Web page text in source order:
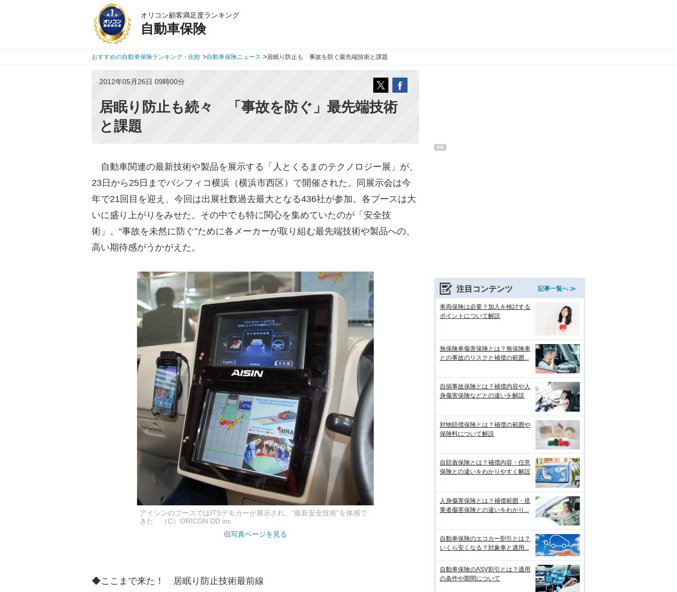
オリコン顧客満足度ランキング
自動車保険
おすすめの自動車保険ランキング・比較 >自動車保険ニュース >居眠り防止も 事故を防ぐ最先端技術と課題
2012年05月26日 09時00分
居眠り防止も続々 「事故を防ぐ」最先端技術
と課題
自動車関連の最新技術や製品を展示する「人とくるまのテクノロジー展」が、
23日から25日までパシフィコ横浜（横浜市西区）で開催された。同展示会は今
年で21回目を迎え、今回は出展社数過去最大となる436社が参加。各ブースは大
いに盛り上がりをみせた。その中でも特に関心を集めていたのが「安全技
術」。“事故を未然に防ぐ”ために各メーカーが取り組む最先端技術や製品への、
高い期待感がうかがえた。
アイシンのブースではITSデモカーが展示され、“最新安全技術”を体感で
きた （C）ORICON DD inc.
写真ページを見る
◆ここまで来た！ 居眠り防止技術最前線
PR
注目コンテンツ 記事一覧へ ≫
車両保険は必要？加入を検討する
ポイントについて解説
無保険車傷害保険とは？無保険車
との事故のリスクと補償の範囲...
自損事故保険とは？補償内容や人
身傷害保険などとの違いを解説
対物賠償保険とは？補償の範囲や
保険料について解説
自賠責保険とは？補償内容・任意
保険との違いをわかりやすく解説
人身傷害保険とは？補償範囲・搭
乗者傷害保険との違いをわかり...
自動車保険のエコカー割引とは？
いくら安くなる？対象車と適用...
自動車保険のASV割引とは？適用
の条件や期間について